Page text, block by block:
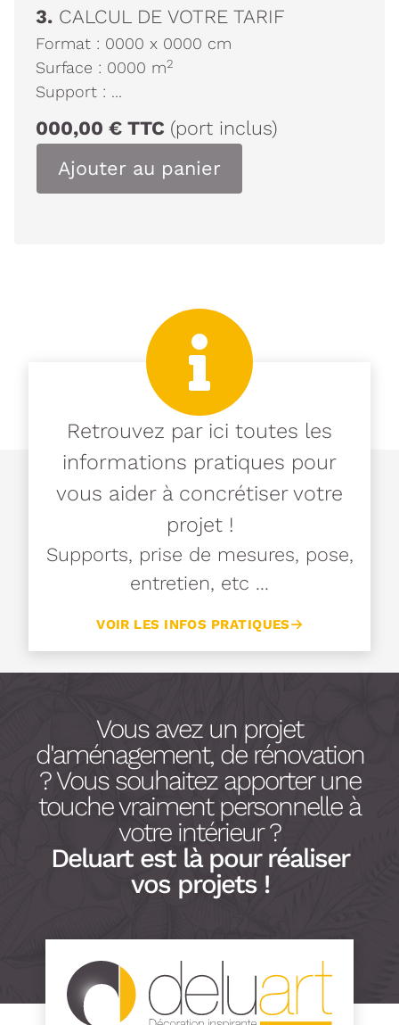
3. CALCUL DE VOTRE TARIF
Format : 0000 x 0000 cm
Surface : 0000 m2
Support : ...
000,00 € TTC (port inclus)
Ajouter au panier
Retrouvez par ici toutes les
informations pratiques pour
vous aider à concrétiser votre
projet !
Supports, prise de mesures, pose,
entretien, etc ...
VOIR LES INFOS PRATIQUES
Vous avez un projet
d'aménagement, de rénovation
? Vous souhaitez apporter une
touche vraiment personnelle à
votre intérieur ?
Deluart est là pour réaliser
vos projets !